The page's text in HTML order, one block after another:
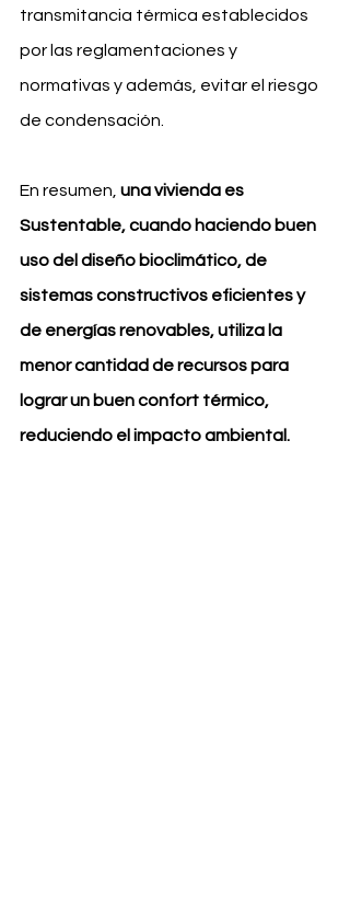
transmitancia térmica establecidos
por las reglamentaciones y
normativas y además, evitar el riesgo
de condensación.
En resumen, una vivienda es
Sustentable, cuando haciendo buen
uso del diseño bioclimático, de
sistemas constructivos eficientes y
de energías renovables, utiliza la
menor cantidad de recursos para
lograr un buen confort térmico,
reduciendo el impacto ambiental.